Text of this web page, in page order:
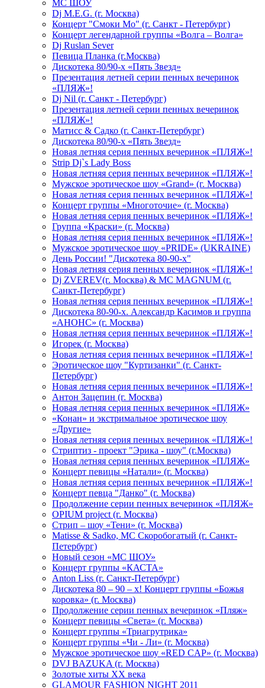
МС ШОУ
Dj M.E.G. (г. Москва)
Концерт "Смоки Мо" (г. Санкт - Петербург)
Концерт легендарной группы «Волга – Волга»
Dj Ruslan Sever
Певица Планка (г.Москва)
Дискотека 80/90-х «Пять Звезд»
Презентация летней серии пенных вечеринок
«ПЛЯЖ»!
Dj Nil (г. Санкт - Петербург)
Презентация летней серии пенных вечеринок
«ПЛЯЖ»!
Матисс & Садко (г. Санкт-Петербург)
Дискотека 80/90-х «Пять Звезд»
Новая летняя серия пенных вечеринок «ПЛЯЖ»!
Strip Dj`s Lady Boss
Новая летняя серия пенных вечеринок «ПЛЯЖ»!
Мужское эротическое шоу «Grand» (г. Москва)
Новая летняя серия пенных вечеринок «ПЛЯЖ»!
Концерт группы «Многоточие» (г. Москва)
Новая летняя серия пенных вечеринок «ПЛЯЖ»!
Группа «Краски» (г. Москва)
Новая летняя серия пенных вечеринок «ПЛЯЖ»!
Мужское эротическое шоу «PRIDE» (UKRAINE)
День России! "Дискотека 80-90-х"
Новая летняя серия пенных вечеринок «ПЛЯЖ»!
Dj ZVEREV(г. Москва) & MC MAGNUM (г.
Санкт-Петербург)
Новая летняя серия пенных вечеринок «ПЛЯЖ»!
Дискотека 80-90-х. Александр Касимов и группа
«АНОНС» (г. Москва)
Новая летняя серия пенных вечеринок «ПЛЯЖ»!
Игорек (г. Москва)
Новая летняя серия пенных вечеринок «ПЛЯЖ»!
Эротическое шоу "Куртизанки" (г. Санкт-
Петербург)
Новая летняя серия пенных вечеринок «ПЛЯЖ»!
Антон Зацепин (г. Москва)
Новая летняя серия пенных вечеринок «ПЛЯЖ»
«Конан» и экстримальное эротическое шоу
«Другие»
Новая летняя серия пенных вечеринок «ПЛЯЖ»!
Стриптиз - проект "Эрика - шоу" (г.Москва)
Новая летняя серия пенных вечеринок «ПЛЯЖ»
Концерт певицы «Натали» (г. Москва)
Новая летняя серия пенных вечеринок «ПЛЯЖ»!
Концерт певца "Данко" (г. Москва)
Продолжение серии пенных вечеринок «ПЛЯЖ»
OPIUM project (г. Москва)
Стрип – шоу «Тени» (г. Москва)
Matissе & Sadko, MC Скоробогатый (г. Санкт-
Петербург)
Новый сезон «МС ШОУ»
Концерт группы «КАСТА»
Anton Liss (г. Санкт-Петербург)
Дискотека 80 – 90 – х! Концерт группы «Божья
коровка» (г. Москва)
Продолжение серии пенных вечеринок «Пляж»
Концерт певицы «Света» (г. Москва)
Концерт группы «Триагрутрика»
Концерт группы «Чи - Ли» (г. Москва)
Мужское эротическое шоу «RED CAP» (г. Москва)
DVJ BAZUKA (г. Москва)
Золотые хиты XX века
GLAMOUR FASHION NIGHT 2011